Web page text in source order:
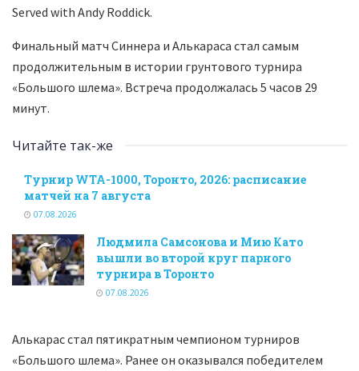
Served with Andy Roddick.
Финальный матч Синнера и Алькараса стал самым
продолжительным в истории грунтового турнира
«Большого шлема». Встреча продолжалась 5 часов 29
минут.
Читайте так-же
Турнир WTA-1000, Торонто, 2026: расписание
матчей на 7 августа
07.08.2026
Людмила Самсонова и Мию Като
вышли во второй круг парного
турнира в Торонто
07.08.2026
Алькарас стал пятикратным чемпионом турниров
«Большого шлема». Ранее он оказывался победителем